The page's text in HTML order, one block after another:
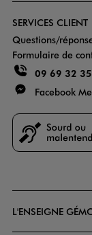
SERVICES CLIENT
Questions/
Formulaire de
09 69 32
Facebook
L'ENSEIGNE